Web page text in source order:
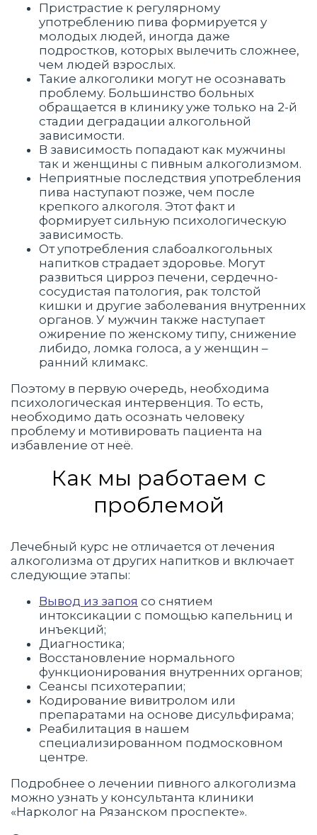
Пристрастие к регулярному
употреблению пива формируется у
молодых людей, иногда даже
подростков, которых вылечить сложнее,
чем людей взрослых.
Такие алкоголики могут не осознавать
проблему. Большинство больных
обращается в клинику уже только на 2-й
стадии деградации алкогольной
зависимости.
В зависимость попадают как мужчины
так и женщины с пивным алкоголизмом.
Неприятные последствия употребления
пива наступают позже, чем после
крепкого алкоголя. Этот факт и
формирует сильную психологическую
зависимость.
От употребления слабоалкогольных
напитков страдает здоровье. Могут
развиться цирроз печени, сердечно-
сосудистая патология, рак толстой
кишки и другие заболевания внутренних
органов. У мужчин также наступает
ожирение по женскому типу, снижение
либидо, ломка голоса, а у женщин –
ранний климакс.
Поэтому в первую очередь, необходима
психологическая интервенция. То есть,
необходимо дать осознать человеку
проблему и мотивировать пациента на
избавление от неё.
Как мы работаем с
проблемой
Лечебный курс не отличается от лечения
алкоголизма от других напитков и включает
следующие этапы:
Вывод из запоя со снятием
интоксикации с помощью капельниц и
инъекций;
Диагностика;
Восстановление нормального
функционирования внутренних органов;
Сеансы психотерапии;
Кодирование вивитролом или
препаратами на основе дисульфирама;
Реабилитация в нашем
специализированном подмосковном
центре.
Подробнее о лечении пивного алкоголизма
можно узнать у консультанта клиники
«Нарколог на Рязанском проспекте».